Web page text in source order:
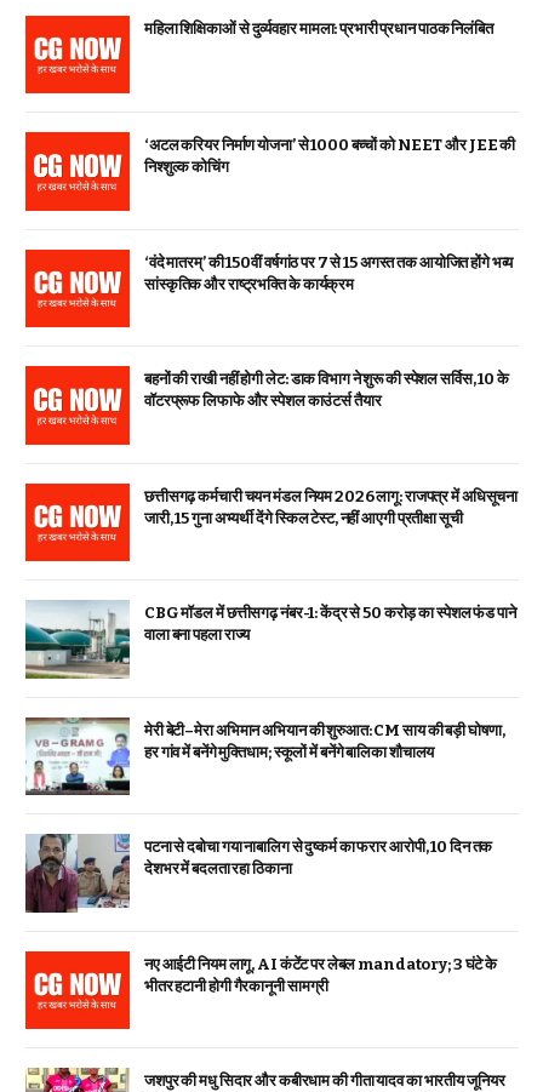
महिला शिक्षिकाओं से दुर्व्यवहार मामला: प्रभारी प्रधान पाठक निलंबित
‘अटल करियर निर्माण योजना’ से 1000 बच्चों को NEET और JEE की
निश्शुल्क कोचिंग
‘वंदे मातरम्’ की 150वीं वर्षगांठ पर 7 से 15 अगस्त तक आयोजित होंगे भव्य
सांस्कृतिक और राष्ट्रभक्ति के कार्यक्रम
बहनों की राखी नहीं होगी लेट: डाक विभाग ने शुरू की स्पेशल सर्विस, ₹10 के
वॉटरप्रूफ लिफाफे और स्पेशल काउंटर्स तैयार
छत्तीसगढ़ कर्मचारी चयन मंडल नियम 2026 लागू: राजपत्र में अधिसूचना
जारी, 15 गुना अभ्यर्थी देंगे स्किल टेस्ट, नहीं आएगी प्रतीक्षा सूची
CBG मॉडल में छत्तीसगढ़ नंबर-1: केंद्र से ₹50 करोड़ का स्पेशल फंड पाने
वाला बना पहला राज्य
मेरी बेटी–मेरा अभिमान अभियान की शुरुआत: CM साय की बड़ी घोषणा,
हर गांव में बनेंगे मुक्तिधाम; स्कूलों में बनेंगे बालिका शौचालय
पटना से दबोचा गया नाबालिग से दुष्कर्म का फरार आरोपी, 10 दिन तक
देशभर में बदलता रहा ठिकाना
नए आईटी नियम लागू, AI कंटेंट पर लेबल mandatory; 3 घंटे के
भीतर हटानी होगी गैरकानूनी सामग्री
जशपुर की मधु सिदार और कबीरधाम की गीता यादव का भारतीय जूनियर